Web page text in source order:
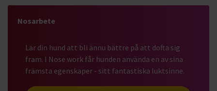
Nosarbete
Lär din hund att bli ännu bättre på att dofta sig
fram. I Nose work får hunden använda en av sina
främsta egenskaper - sitt fantastiska luktsinne.